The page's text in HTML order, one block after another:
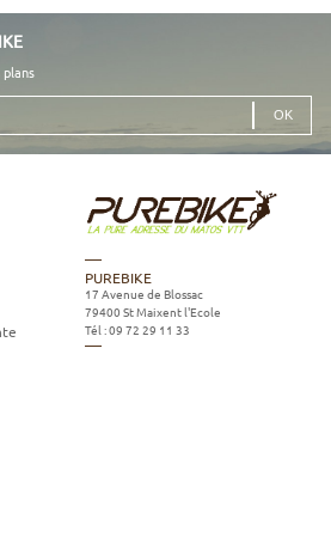
plans
PUREBIKE
17 Avenue de Blossac
79400 St Maixent l'Ecole
Tél :09 72 29 11 33